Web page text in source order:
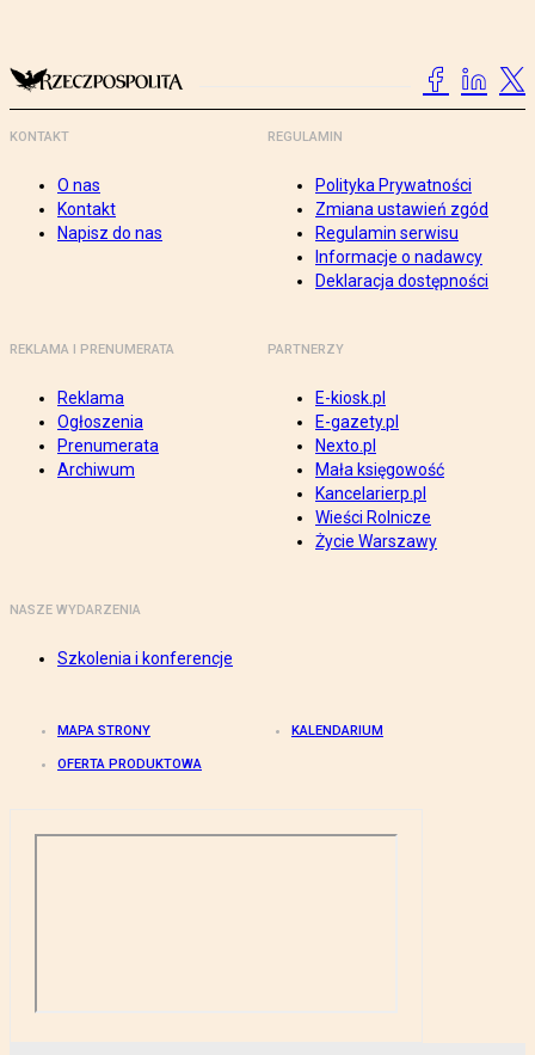
KONTAKT
O nas
Kontakt
Napisz do nas
REGULAMIN
Polityka Prywatności
Zmiana ustawień zgód
Regulamin serwisu
Informacje o nadawcy
Deklaracja dostępności
REKLAMA I PRENUMERATA
Reklama
Ogłoszenia
Prenumerata
Archiwum
PARTNERZY
E-kiosk.pl
E-gazety.pl
Nexto.pl
Mała księgowość
Kancelarierp.pl
Wieści Rolnicze
Życie Warszawy
NASZE WYDARZENIA
Szkolenia i konferencje
MAPA STRONY KALENDARIUM
OFERTA PRODUKTOWA